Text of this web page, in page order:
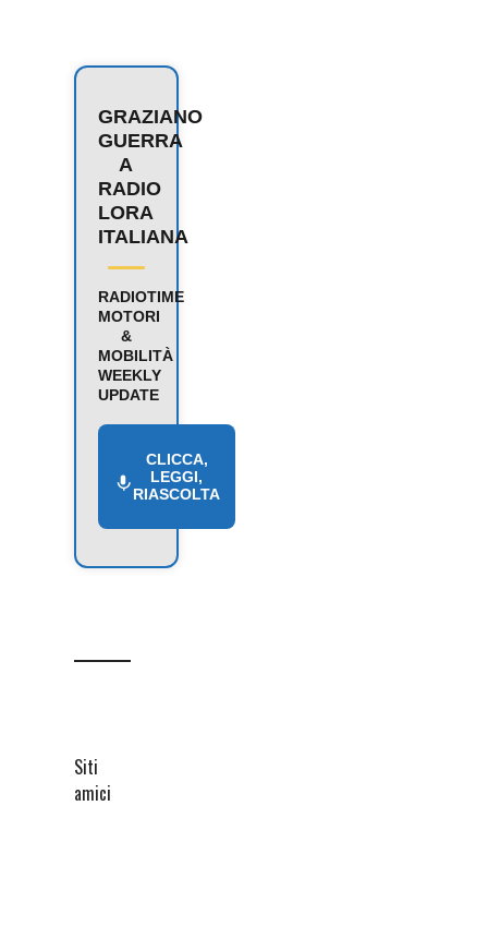
GRAZIANO
GUERRA
A
RADIO
LORA
ITALIANA
RADIOTIME
MOTORI
&
MOBILITÀ
WEEKLY
UPDATE
CLICCA,
LEGGI,
RIASCOLTA
Siti
amici